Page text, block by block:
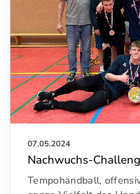
07.05.2024
Nachwuchs-
Tempohandball,